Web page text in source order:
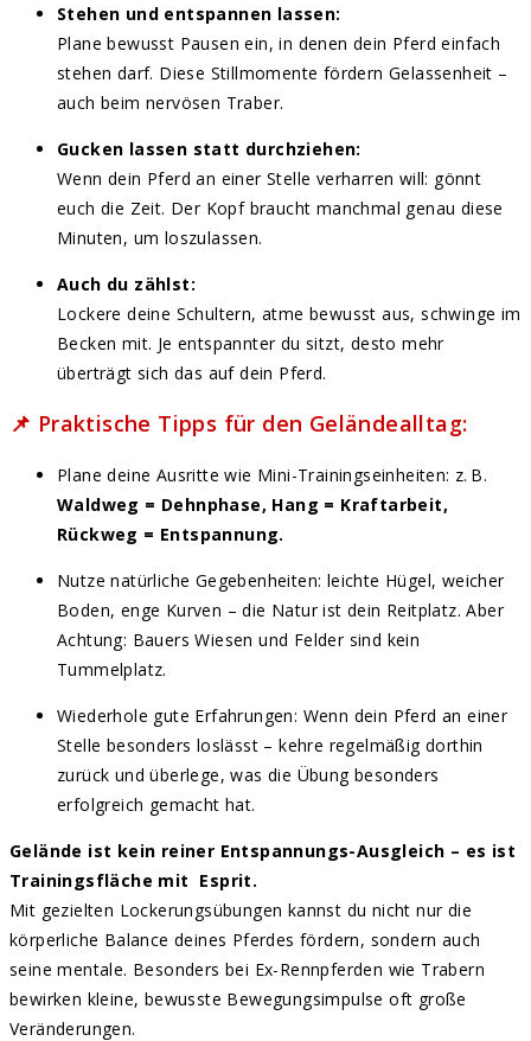
Stehen und entspannen lassen:
Plane bewusst Pausen ein, in denen dein Pferd einfach
stehen darf. Diese Stillmomente fördern Gelassenheit –
auch beim nervösen Traber.
Gucken lassen statt durchziehen:
Wenn dein Pferd an einer Stelle verharren will: gönnt
euch die Zeit. Der Kopf braucht manchmal genau diese
Minuten, um loszulassen.
Auch du zählst:
Lockere deine Schultern, atme bewusst aus, schwinge im
Becken mit. Je entspannter du sitzt, desto mehr
überträgt sich das auf dein Pferd.
📌 Praktische Tipps für den Geländealltag:
Plane deine Ausritte wie Mini-Trainingseinheiten: z. B.
Waldweg = Dehnphase, Hang = Kraftarbeit,
Rückweg = Entspannung.
Nutze natürliche Gegebenheiten: leichte Hügel, weicher
Boden, enge Kurven – die Natur ist dein Reitplatz. Aber
Achtung: Bauers Wiesen und Felder sind kein
Tummelplatz.
Wiederhole gute Erfahrungen: Wenn dein Pferd an einer
Stelle besonders loslässt – kehre regelmäßig dorthin
zurück und überlege, was die Übung besonders
erfolgreich gemacht hat.
Gelände ist kein reiner Entspannungs-Ausgleich – es ist
Trainingsfläche mit Esprit.
Mit gezielten Lockerungsübungen kannst du nicht nur die
körperliche Balance deines Pferdes fördern, sondern auch
seine mentale. Besonders bei Ex-Rennpferden wie Trabern
bewirken kleine, bewusste Bewegungsimpulse oft große
Veränderungen.